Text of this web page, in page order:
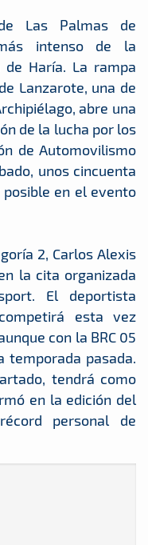
Las Palmas de
intenso de la
Haría. La rampa
Lanzarote, una de
abre una
de la lucha por los
de Automovilismo
unos cincuenta
en el evento
2, Carlos Alexis
la cita organizada
El deportista
esta vez
con la BRC 05
temporada pasada.
tendrá como
en la edición del
personal de